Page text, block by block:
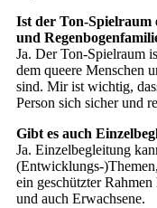
Ist der Ton-Spielraum
und
Ja. Der Ton-Spielraum
dem queere Menschen
sind. Mir ist wichtig,
Person sich sicher und
Gibt es auch
Ja. Einzelbegleitung
(Entwicklungs-
ein geschützter
und auch Erwachsene.